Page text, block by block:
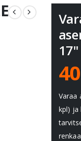
Varaa
kpl) ja